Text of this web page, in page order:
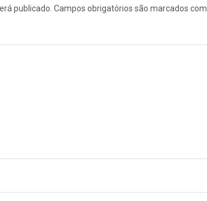
publicado. Campos obrigatórios são marcados com